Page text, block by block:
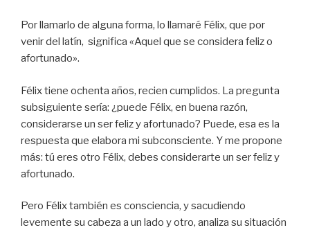
Por llamarlo de alguna forma, lo llamaré Félix, que por
venir del latín, significa «Aquel que se considera feliz o
afortunado».
Félix tiene ochenta años, recien cumplidos. La pregunta
subsiguiente sería: ¿puede Félix, en buena razón,
considerarse un ser feliz y afortunado? Puede, esa es la
respuesta que elabora mi subconsciente. Y me propone
más: tú eres otro Félix, debes considerarte un ser feliz y
afortunado.
Pero Félix también es consciencia, y sacudiendo
levemente su cabeza a un lado y otro, analiza su situación